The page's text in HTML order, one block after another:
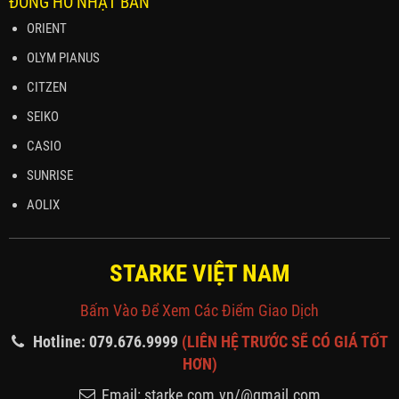
ORIENT
OLYM PIANUS
CITZEN
SEIKO
CASIO
SUNRISE
AOLIX
STARKE VIỆT NAM
Bấm Vào Để Xem Các Điểm Giao Dịch
Hotline: 079.676.9999 (LIÊN HỆ TRƯỚC SẼ CÓ GIÁ TỐT
HƠN)
Email: starke.com.vn/@gmail.com